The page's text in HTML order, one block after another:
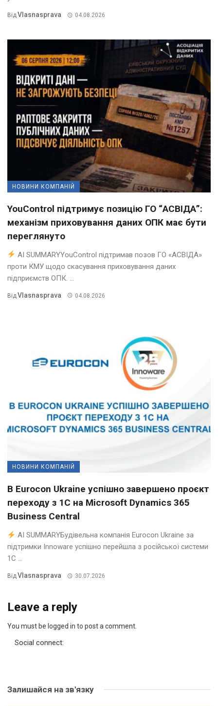
ВідVlasnasprava 04.08.2026
НОВИНИ КОМПАНІЙ
YouControl підтримує позицію ГО “АСВІДА”:
механізм приховування даних ОПК має бути
переглянуто
AI SUMMARYYouControl підтримав позов ГО «АСВІДА»
проти КМУ щодо скасування приховування даних
підприємств ОПК. ...
Від Vlasnasprava 04.08.2026
НОВИНИ КОМПАНІЙ
В Eurocon Ukraine успішно завершено проєкт
переходу з 1С на Microsoft Dynamics 365
Business Central
AI SUMMARYБудівельна компанія Eurocon Ukraine за
підтримки Innoware успішно перейшла з російської системи
1С ...
ВідVlasnasprava 30.07.2026
Leave a reply
You must be logged in to post a comment.
Social connect:
Залишайся на зв'язку